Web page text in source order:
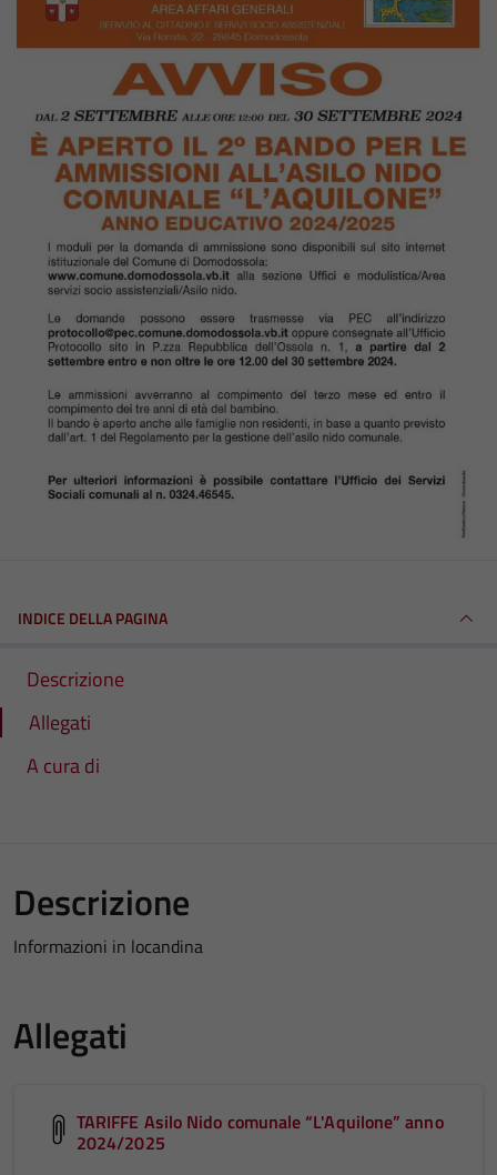
INDICE DELLA PAGINA
Descrizione
Allegati
A cura di
Descrizione
Informazioni in locandina
Allegati
TARIFFE Asilo Nido comunale “L'Aquilone” anno
2024/2025